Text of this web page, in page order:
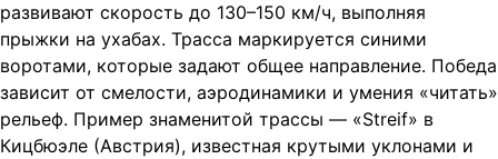
развивают скорость до 130–150 км/ч, выполняя
прыжки на ухабах. Трасса маркируется синими
воротами, которые задают общее направление. Победа
зависит от смелости, аэродинамики и умения «читать»
рельеф. Пример знаменитой трассы — «Streif» в
Кицбюэле (Австрия), известная крутыми уклонами и